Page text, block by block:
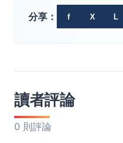
分享： f X L
讀者評論
0 則評論